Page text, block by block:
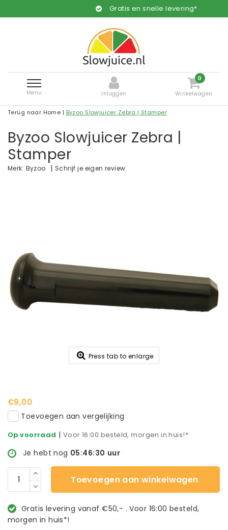
Gratis en snelle levering*
Menu Inloggen
0
Winkelwagen
Terug naar Home | Byzoo Slowjuicer Zebra | Stamper
Byzoo Slowjuicer Zebra |
Stamper
Merk: Byzoo | Schrijf je eigen review
Press tab to enlarge
€9,00
Toevoegen aan vergelijking
Op voorraad | Voor 16:00 besteld, morgen in huis!*
Je hebt nog 05:46:29 uur
Toevoegen aan winkelwagen
Gratis levering vanaf €50,- . Voor 16:00 besteld,
morgen in huis*!